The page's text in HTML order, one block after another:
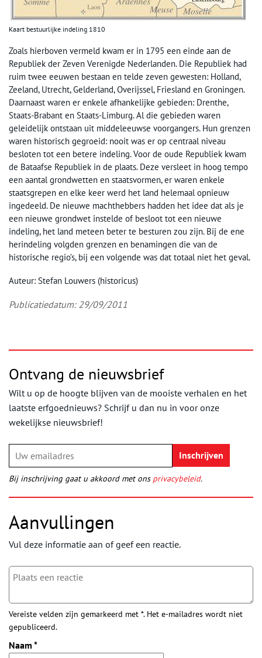
Kaart bestuurlijke indeling 1810
Zoals hierboven vermeld kwam er in 1795 een einde aan de
Republiek der Zeven Verenigde Nederlanden. Die Republiek had
ruim twee eeuwen bestaan en telde zeven gewesten: Holland,
Zeeland, Utrecht, Gelderland, Overijssel, Friesland en Groningen.
Daarnaast waren er enkele afhankelijke gebieden: Drenthe,
Staats-Brabant en Staats-Limburg. Al die gebieden waren
geleidelijk ontstaan uit middeleeuwse voorgangers. Hun grenzen
waren historisch gegroeid: nooit was er op centraal niveau
besloten tot een betere indeling. Voor de oude Republiek kwam
de Bataafse Republiek in de plaats. Deze versleet in hoog tempo
een aantal grondwetten en staatsvormen, er waren enkele
staatsgrepen en elke keer werd het land helemaal opnieuw
ingedeeld. De nieuwe machthebbers hadden het idee dat als je
een nieuwe grondwet instelde of besloot tot een nieuwe
indeling, het land meteen beter te besturen zou zijn. Bij de ene
herindeling volgden grenzen en benamingen die van de
historische regio’s, bij een volgende was dat totaal niet het geval.
Auteur: Stefan Louwers (historicus)
Publicatiedatum: 29/09/2011
Ontvang de nieuwsbrief
Wilt u op de hoogte blijven van de mooiste verhalen en het
laatste erfgoednieuws? Schrijf u dan nu in voor onze
wekelijkse nieuwsbrief!
Bij inschrijving gaat u akkoord met ons privacybeleid.
Aanvullingen
Vul deze informatie aan of geef een reactie.
Vereiste velden zijn gemarkeerd met *. Het e-mailadres wordt niet
gepubliceerd.
Naam *